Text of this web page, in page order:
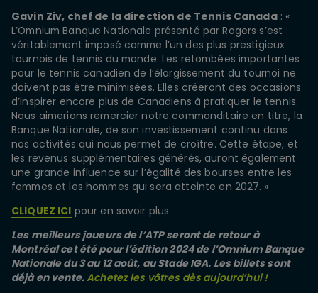
Gavin Ziv, chef de la direction de Tennis Canada: «
L’Omnium Banque Nationale présenté par Rogers s’est
véritablement imposé comme l’un des plus prestigieux
tournois de tennis du monde. Les retombées importantes
pour le tennis canadien de l’élargissement du tournoi ne
doivent pas être minimisées. Elles créeront des occasions
d’inspirer encore plus de Canadiens à pratiquer le tennis.
Nous aimerions remercier notre commanditaire en titre, la
Banque Nationale, de son investissement continu dans
nos activités qui nous permet de croître. Cette étape, et
les revenus supplémentaires générés, auront également
une grande influence sur l’égalité des bourses entre les
femmes et les hommes qui sera atteinte en 2027. »
CLIQUEZ ICI pour en savoir plus.
Les meilleurs joueurs de l’ATP seront de retour à
Montréal cet été pour l’édition 2024 de l’Omnium Banque
Nationale du 3 au 12 août, au Stade IGA. Les billets sont
déjà en vente.Achetez les vôtres dès aujourd’hui !